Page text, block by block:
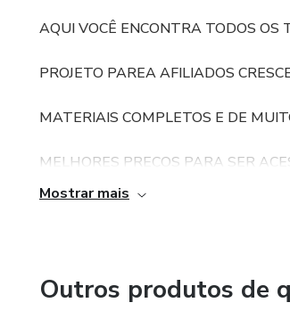
AQUI VOCÊ ENCONTRA TODOS
PROJETO PAREA AFILIADOS
MATERIAIS COMPLETOS E DE
MELHORES PREÇOS PARA SER
CONTATO DIRETO COM OS
Mostrar mais
Outros produtos de